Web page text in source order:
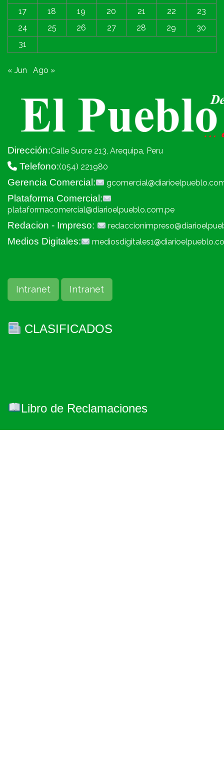
17
18 19 20 21 22
23
24
25 26 27 28 29
30
31
« Jun Ago »
Dirección:Calle Sucre 213, Arequipa, Peru
Telefono:(054) 221980
Gerencia Comercial:
Plataforma Comercial:
plataformacomercial@diarioelpueblo.com.pe
Redacion - Impreso:
Medios Digitales:
Intranet Intranet
CLASIFICADOS
Libro de Reclamaciones